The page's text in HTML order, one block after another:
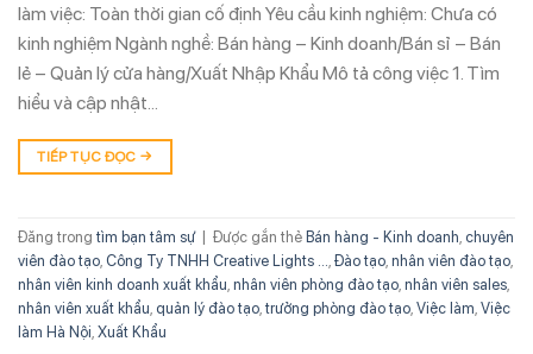
làm việc: Toàn thời gian cố định Yêu cầu kinh nghiệm: Chưa có
kinh nghiệm Ngành nghề: Bán hàng – Kinh doanh/Bán sỉ – Bán
lẻ – Quản lý cửa hàng/Xuất Nhập Khẩu Mô tả công việc 1. Tìm
hiểu và cập nhật…
TIẾP TỤC ĐỌC →
Đăng trong tìm bạn tâm sự Được gắn thẻ Bán hàng - Kinh doanh, chuyên
viên đào tạo, Công Ty TNHH Creative Lights ..., Đào tạo, nhân viên đào tạo,
nhân viên kinh doanh xuất khẩu, nhân viên phòng đào tạo, nhân viên sales,
nhân viên xuất khẩu, quản lý đào tạo, trưởng phòng đào tạo, Việc làm, Việc
làm Hà Nội, Xuất Khẩu